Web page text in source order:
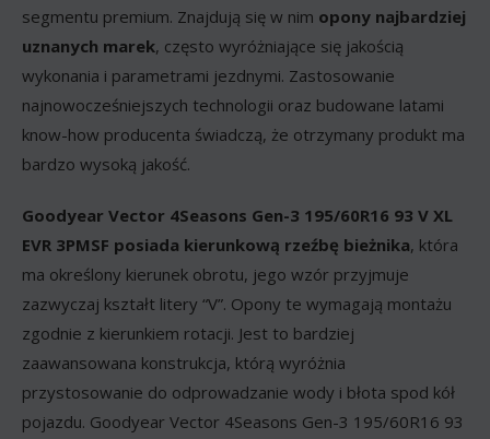
segmentu premium. Znajdują się w nim opony najbardziej
uznanych marek, często wyróżniające się jakością
wykonania i parametrami jezdnymi. Zastosowanie
najnowocześniejszych technologii oraz budowane latami
know-how producenta świadczą, że otrzymany produkt ma
bardzo wysoką jakość.
Goodyear Vector 4Seasons Gen-3 195/60R16 93 V XL
EVR 3PMSF posiada kierunkową rzeźbę bieżnika, która
ma określony kierunek obrotu, jego wzór przyjmuje
zazwyczaj kształt litery “V”. Opony te wymagają montażu
zgodnie z kierunkiem rotacji. Jest to bardziej
zaawansowana konstrukcja, którą wyróżnia
przystosowanie do odprowadzanie wody i błota spod kół
pojazdu. Goodyear Vector 4Seasons Gen-3 195/60R16 93